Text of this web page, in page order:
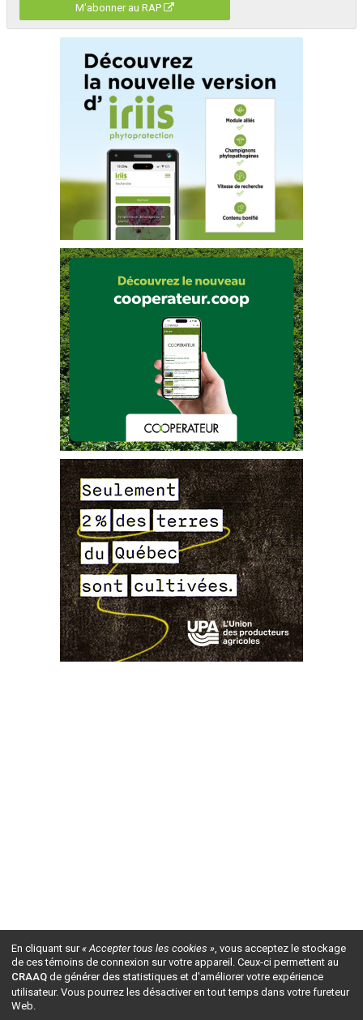
M'abonner au RAP
En cliquant sur« Accepter tous les cookies », vous acceptez le stockage
de ces témoins de connexion sur votre appareil. Ceux-ci permettent au
CRAAQ de générer des statistiques et d'améliorer votre expérience
utilisateur. Vous pourrez les désactiver en tout temps dans votre fureteur
Web.